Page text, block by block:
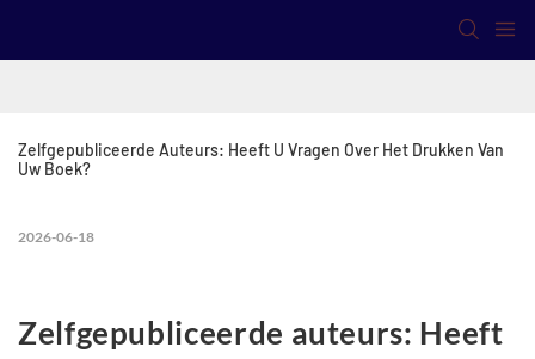
Zelfgepubliceerde Auteurs: Heeft U Vragen Over Het Drukken Van
Uw Boek?
2026-06-18
Zelfgepubliceerde auteurs: Heeft